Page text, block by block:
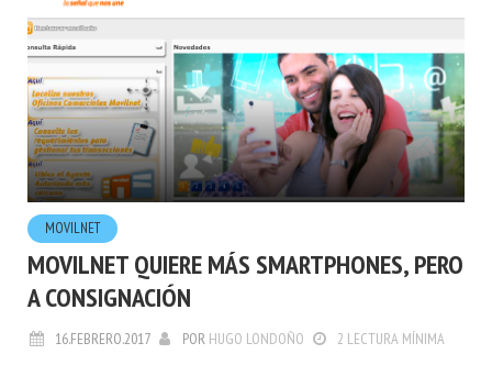
MOVILNET
MOVILNET QUIERE MÁS SMARTPHONES, PERO
A CONSIGNACIÓN
16.FEBRERO.2017 POR HUGO LONDOÑO 2 LECTURA MÍNIMA